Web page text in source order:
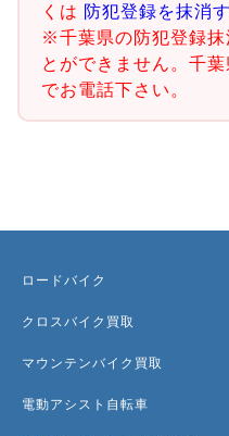
くは 防犯登録を抹消
※千葉県の防犯登録抹
とができません。千
でお電話下さい。
ロードバイク
クロスバイク買取
マウンテンバイク買取
電動アシスト自転車